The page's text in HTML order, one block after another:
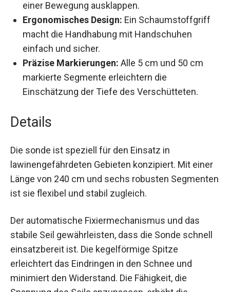
einer Bewegung ausklappen.
Ergonomisches Design: Ein Schaumstoffgriff
macht die Handhabung mit Handschuhen
einfach und sicher.
Präzise Markierungen: Alle 5 cm und 50 cm
markierte Segmente erleichtern die
Einschätzung der Tiefe des Verschütteten.
Details
Die sonde ist speziell für den Einsatz in
lawinengefährdeten Gebieten konzipiert. Mit
einer Länge von 240 cm und sechs robusten
Segmenten ist sie flexibel und stabil zugleich.
Der automatische Fixiermechanismus und das
stabile Seil gewährleisten, dass die Sonde
schnell einsatzbereit ist. Die kegelförmige Spitze
erleichtert das Eindringen in den Schnee und
minimiert den Widerstand. Die Fähigkeit, die